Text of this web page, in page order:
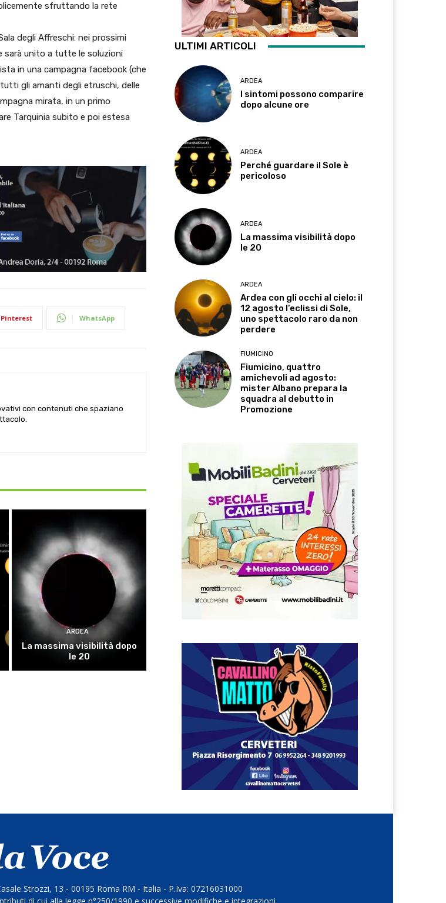
sfruttando la rete
degli Affreschi: nei prossimi
sarà unito a tutte le soluzioni
in una campagna facebook (che
gli amanti degli etruschi, delle
mirata, in un primo
Tarquinia subito e poi estesa
Pinterest WhatsApp
con contenuti che spaziano
ARDEA
La massima visibilità dopo
le 20
ULTIMI ARTICOLI
ARDEA
I sintomi possono comparire
dopo alcune ore
ARDEA
Perché guardare il Sole è
pericoloso
ARDEA
La massima visibilità dopo
le 20
ARDEA
Ardea con gli occhi al cielo: il
12 agosto l’eclissi di Sole,
uno spettacolo raro da non
perdere
FIUMICINO
Fiumicino, quattro
amichevoli ad agosto:
mister Albano prepara la
squadra al debutto in
Promozione
Strozzi, 13 - 00195 Roma RM - Italia - P.Iva: 07216031000